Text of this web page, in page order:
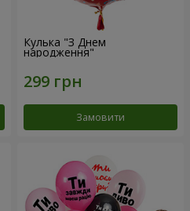
Кулька "З Днем
народження"
Замовити